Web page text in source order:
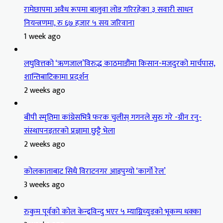
रामेछापमा अवैध रूपमा बालुवा लोड गरिरहेका ३ सवारी साधन
नियन्त्रणमा, रु ६७ हजार ५ सय जरिवाना
1 week ago
लघुवित्तको ‘ऋणजाल’विरुद्ध काठमाडौंमा किसान-मजदुरको मार्चपास,
शान्तिबाटिकामा प्रदर्शन
2 weeks ago
बीपी स्मृतिमा कांग्रेसभित्रै फरक चुलीस् गगनले सुरु गरे -ग्रीन रनु-
संस्थापनइतरको प्रज्ञामा छुट्टै भेला
2 weeks ago
कोलकाताबाट सिधै विराटनगर आइपुग्यो ‘कार्गो रेल’
3 weeks ago
रुकुम पूर्वको कोल केन्द्रविन्दु भएर ५ म्याग्निच्युडको भूकम्प धक्का